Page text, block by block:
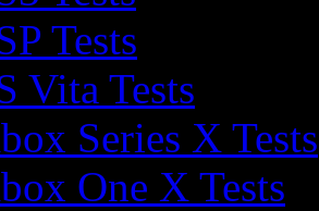
Tests
Vita Tests
Series X Tests
One X Tests